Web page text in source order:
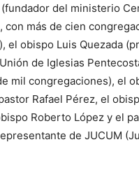
del ministerio
con más de cien
el obispo Luis Quezada
de Iglesias
mil congregaciones), el
Rafael Pérez, el
Roberto López y el
de JUCUM